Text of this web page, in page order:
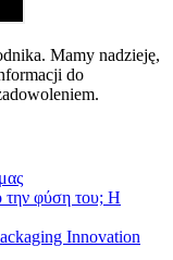
Mamy nadzieję,
do
την φύση του; Η
Innovation